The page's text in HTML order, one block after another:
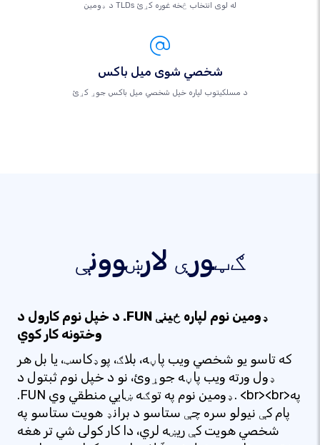
د ډومین TLDs له لوی انتخاب څخه غوره کړئ
شخصي شوی میل باکس
د مسلکيتوب لپاره خپل شخصي میل باکس جوړ کړئ
ګټورې لارښوونې
د خپل نوم کارول د .FUN ډومین نوم لپاره ځینې
وختونه کار کوي
که تاسو یو شخصي ویب پاڼه، بلاګ، پوډکاسټ، یا بل هر
ډول ورته ویب پاڼه جوړوئ، نو د خپل نوم ثبتول د
.FUN ډومین نوم په توګه ښایي منطقي وي. <br><br>په
پام کې نیولو سره چې ستاسو د برانډ هویت ستاسو په
شخصي هویت کې ریښه لري، دا کار کولی شي تر هغه